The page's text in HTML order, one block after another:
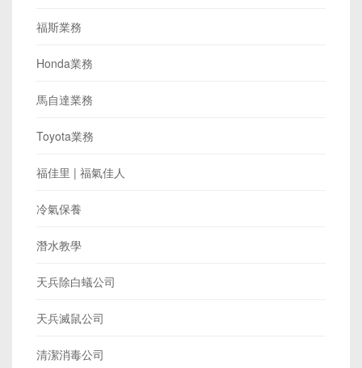
福斯業務
Honda業務
馬自達業務
Toyota業務
福佳里 | 福氣佳人
冷氣保養
潛水教學
天兵除白蟻公司
天兵滅鼠公司
清潔消毒公司